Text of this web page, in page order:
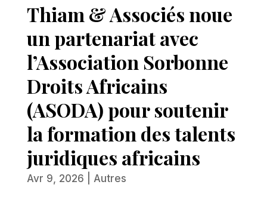
Thiam & Associés noue
un partenariat avec
l’Association Sorbonne
Droits Africains
(ASODA) pour soutenir
la formation des talents
juridiques africains
Avr 9, 2026 Autres